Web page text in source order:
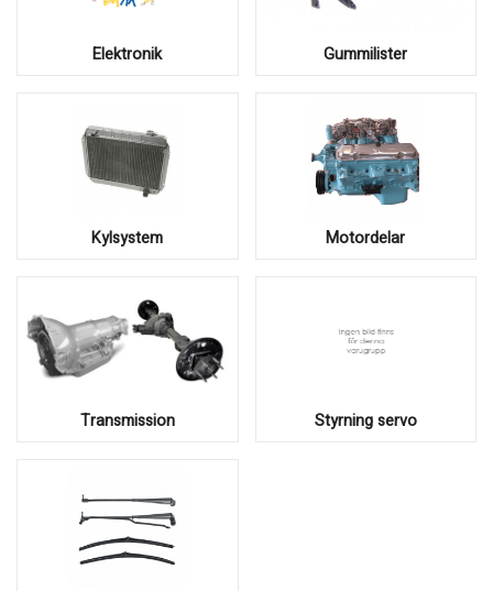
Elektronik Gummilister
Kylsystem Motordelar
Transmission Styrning servo